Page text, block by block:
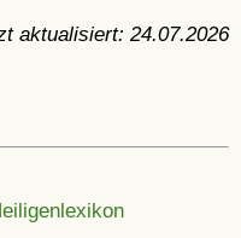
aktualisiert: 24.07.2026